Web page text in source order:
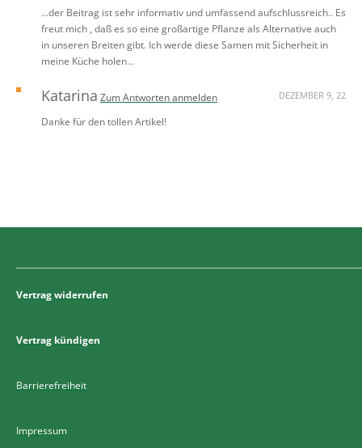
…der Beitrag ist sehr informativ und umfassend aufschlussreich.. Es
freut mich , daß es so eine großartige Pflanze als Alternative auch
in unseren Breiten gibt. Ich werde diese Samen mit Sicherheit in
meine Küche holen…
Katarina Zum Antworten anmelden DEZEMBER 9, 22
Danke für den tollen Artikel!
Vertrag widerrufen
Vertrag kündigen
Barrierefreiheit
Impressum